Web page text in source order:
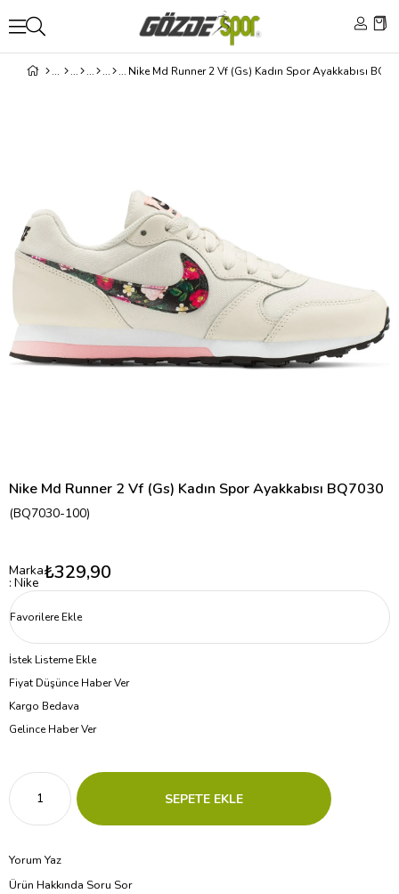
Nike Md Runner 2 Vf (Gs) Kadın Spor Ayakkabısı
Nike Md Runner 2 Vf (Gs) Kadın Spor Ayakkabısı BQ7030
(BQ7030-100)
Marka
: Nike ₺329,90
Favorilere Ekle
İstek Listeme Ekle
Fiyat Düşünce Haber Ver
Kargo Bedava
Gelince Haber Ver
Yorum Yaz
Ürün Hakkında Soru Sor